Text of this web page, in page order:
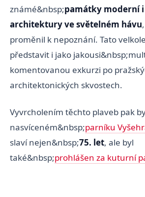
známé&nbsp;památky moderní
architektury ve světelném hávu
proměnil k nepoznání. Tato
představit i jako
komentovanou exkurzi po
architektonických skvostech.
Vyvrcholením těchto plaveb pak
nasvíceném&nbsp;parníku
slaví nejen&nbsp;75. let, ale byl
také&nbsp;prohlášen za kuturní